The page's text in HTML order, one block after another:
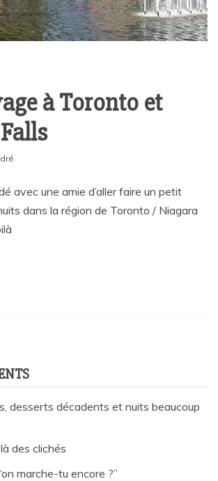
à Toronto et
avec une amie d’aller faire un petit
dans la région de Toronto / Niagara
desserts décadents et nuits beaucoup
des clichés
marche-tu encore ?”